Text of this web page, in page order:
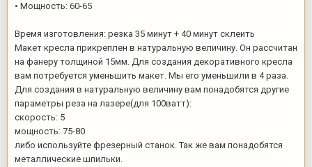
• Мощность: 60-65
Время изготовления: резка 35 минут + 40 минут склеить
Макет кресла прикреплен в натуральную величину. Он рассчитан
на фанеру толщиной 15мм. Для создания декоративного кресла
вам потребуется уменьшить макет. Мы его уменьшили в 4 раза.
Для создания в натуральную величину вам понадобятся другие
параметры реза на лазере(для 100ватт):
скорость: 5
мощность: 75-80
либо используйте фрезерный станок. Так же вам понадобятся
металлические шпильки.